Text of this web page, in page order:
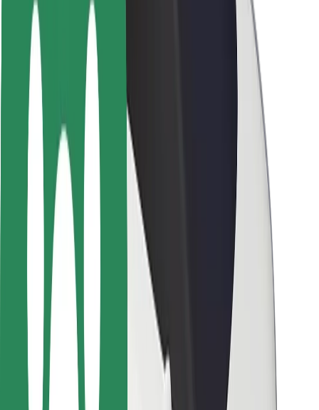
Безпека пасажирів
Безпека водіїв
Безпека електросамокатів
Лабораторія безпеки
Міста
Розташування
Міські рішення
Аеропорти
Зарядні станції Bolt
Підтримка
Для пасажирів
Для водіїв
Для кур'єрів
Доставка Bolt Food
Для власників автопарків